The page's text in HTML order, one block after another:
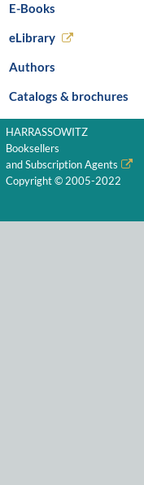
E-Books
eLibrary
Authors
Catalogs & brochures
HARRASSOWITZ
Booksellers
and Subscription Agents
Copyright © 2005-2022